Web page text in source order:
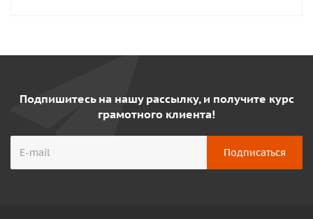
Подпишитесь на нашу рассылку, и получите курс
грамотного клиента!